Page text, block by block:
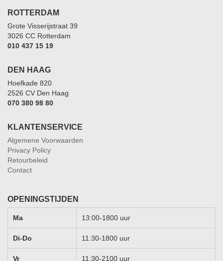
ROTTERDAM
Grote Visserijstraat 39
3026 CC Rotterdam
010 437 15 19
DEN HAAG
Hoefkade 820
2526 CV Den Haag
070 380 98 80
KLANTENSERVICE
Algemene Voorwaarden
Privacy Policy
Retourbeleid
Contact
OPENINGSTIJDEN
Ma 13:00-1800 uur
Di-Do 11:30-1800 uur
Vr 11:30-2100 uur